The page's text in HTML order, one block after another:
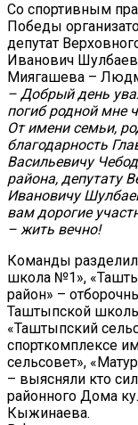
Со спортивным
Победы
депутат
Иванович
Миягашева –
– Добрый день
погиб родной мне
От имени семьи,
благодарность
Васильевичу
района, депутату
Ивановичу
вам дорогие
– жить вечно!
Команды
школа №1»,
район» –
Таштыпской
«Таштыпский
спорткомплексе
сельсовет»,
– выясняли кто
районного Дома
Кыжинаева.